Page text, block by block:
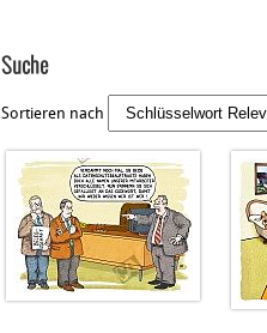
Suche
Sortieren nach